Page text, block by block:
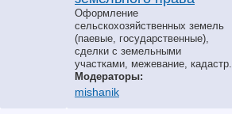
Оформление
сельскохозяйственных земель
(паевые, государственные),
сделки с земельными
участками, межевание, кадастр.
Модераторы:
mishanik